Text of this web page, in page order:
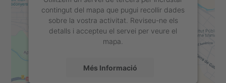
contingut del mapa que pugui recollir dades
sobre la vostra activitat. Reviseu-ne els
detalls i accepteu el servei per veure el
mapa.
Més Informació